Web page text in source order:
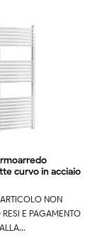
curvo in acciaio
NON
E PAGAMENTO